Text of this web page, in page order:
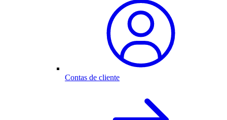
Contas de cliente